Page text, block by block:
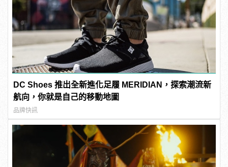
DC Shoes 推出全新進化足履 MERIDIAN，探索潮流新
航向，你就是自己的移動地圖
品牌快訊